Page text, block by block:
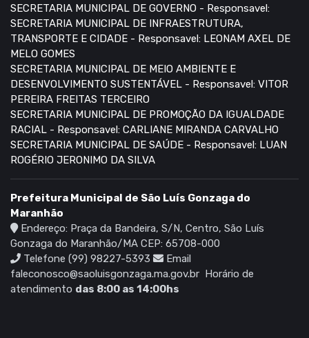
SECRETARIA MUNICIPAL DE GOVERNO - Responsavel:
SECRETARIA MUNICIPAL DE INFRAESTRUTURA,
TRANSPORTE E CIDADE - Responsavel: LEONAM AXEL DE
MELO GOMES
SECRETARIA MUNICIPAL DE MEIO AMBIENTE E
DESENVOLVIMENTO SUSTENTÁVEL - Responsavel: VITOR
PEREIRA FREITAS TERCEIRO
SECRETARIA MUNICIPAL DE PROMOÇÃO DA IGUALDADE
RACIAL - Responsavel: CARLIANE MIRANDA CARVALHO
SECRETARIA MUNICIPAL DE SAÚDE - Responsavel: LUAN
ROGÉRIO JERONIMO DA SILVA
Prefeitura Municipal de São Luís Gonzaga do
Maranhão
Endereço: Praça da Bandeira, S/N, Centro, São Luís
Gonzaga do Maranhão/MA CEP: 65708-000
Telefone (99) 98227-5393
Email
faleconosco@saoluisgonzaga.ma.gov.br Horário de
atendimento das 8:00 as 14:00hs